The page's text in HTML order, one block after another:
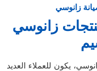
زانوسي
زانوسي
يكون للعملاء العديد